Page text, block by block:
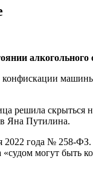
алкогольного
конфискации
решила скрыться
Яна Путилина.
года № 258-ФЗ.
могут быть